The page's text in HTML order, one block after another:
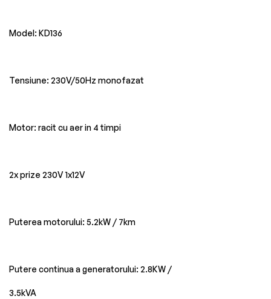
Model: KD136
Tensiune: 230V/50Hz monofazat
Motor: racit cu aer in 4 timpi
2x prize 230V 1x12V
Puterea motorului: 5.2kW / 7km
Putere continua a generatorului: 2.8KW /
3.5kVA